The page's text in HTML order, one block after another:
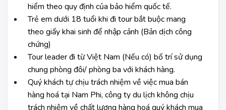
hiểm theo quy định của bảo hiểm quốc tế.
Trẻ em dưới 18 tuổi khi đi tour bắt buộc mang
theo giấy khai sinh để nhập cảnh (Bản dịch công
chứng)
Tour leader đi từ Việt Nam (Nếu có) bố trí sử dụng
chung phòng đôi/ phòng ba với khách hàng.
Quý khách tự chịu trách nhiệm về việc mua bán
hàng hoá tại Nam Phi, công ty du lịch không chịu
trách nhiệm về chất lượng hàng hoá quý khách mua